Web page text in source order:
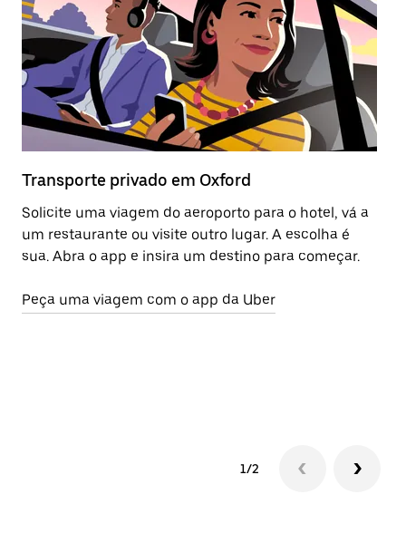
Transporte privado em Oxford
Solicite uma viagem do aeroporto para o hotel, vá a
um restaurante ou visite outro lugar. A escolha é
sua. Abra o app e insira um destino para começar.
Peça uma viagem com o app da Uber
1/2